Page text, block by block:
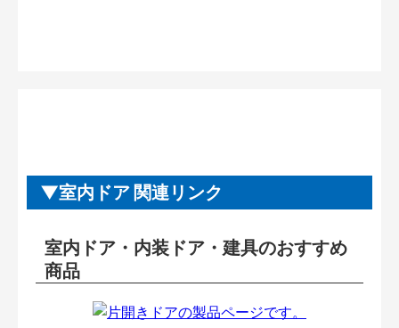
室内ドア 関連リンク
室内ドア・内装ドア・建具のおすすめ
商品